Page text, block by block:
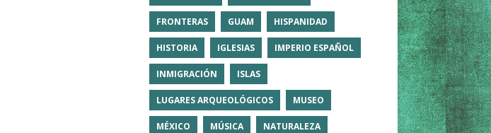
FRONTERAS GUAM HISPANIDAD
HISTORIA IGLESIAS IMPERIO ESPAÑOL
INMIGRACIÓN ISLAS
LUGARES ARQUEOLÓGICOS MUSEO
MÉXICO MÚSICA NATURALEZA